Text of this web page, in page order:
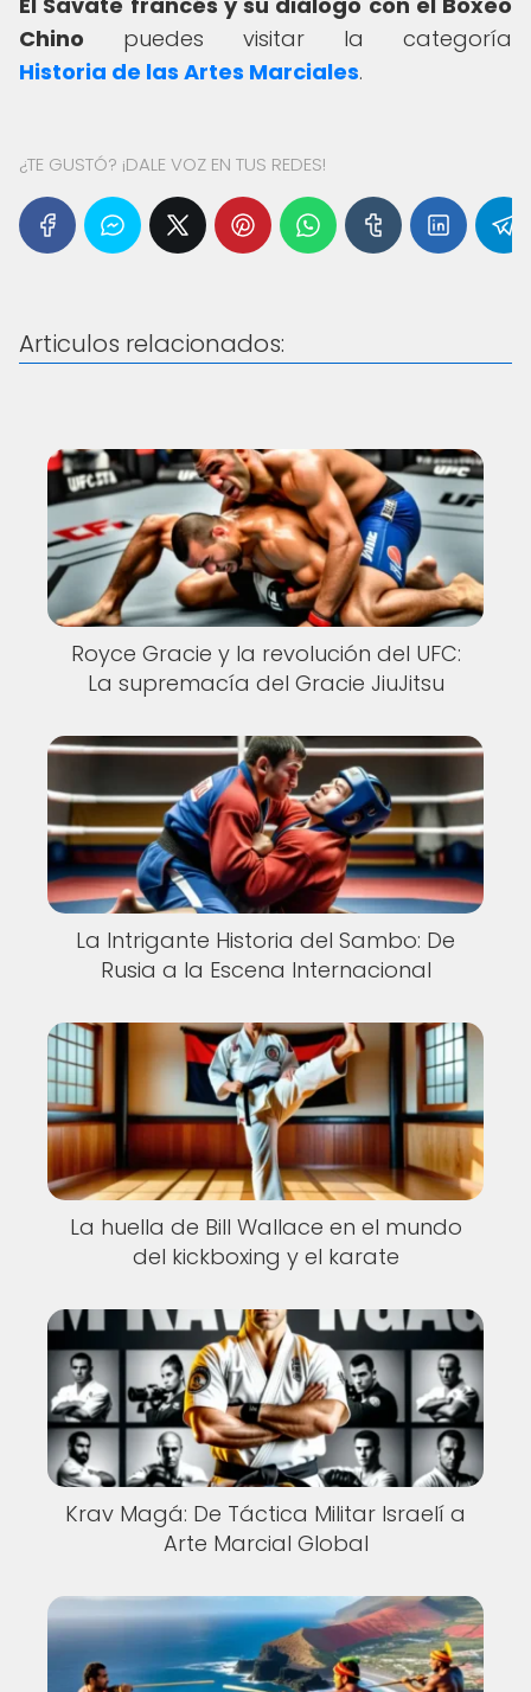
Chino puedes visitar la categoría
Historia de las Artes Marciales.
¿TE GUSTÓ? ¡DALE VOZ EN TUS REDES!
Articulos relacionados:
Royce Gracie y la revolución del UFC:
La supremacía del Gracie JiuJitsu
La Intrigante Historia del Sambo: De
Rusia a la Escena Internacional
La huella de Bill Wallace en el mundo
del kickboxing y el karate
Krav Magá: De Táctica Militar Israelí a
Arte Marcial Global